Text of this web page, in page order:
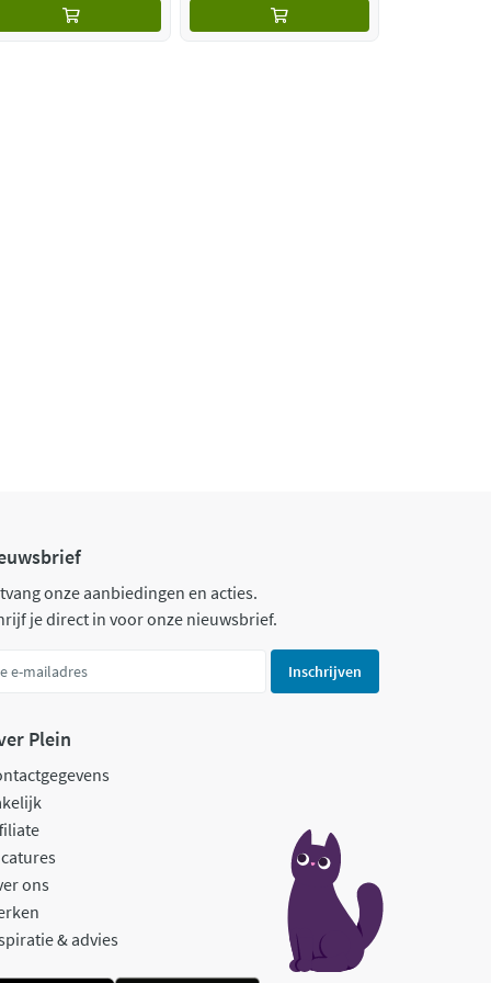
onze aanbiedingen en acties.
je direct in voor onze nieuwsbrief.
Inschrijven
Plein
ons
& advies